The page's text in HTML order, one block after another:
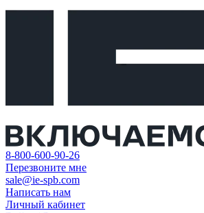
8-800-600-90-26
Перезвоните мне
sale@ie-spb.com
Написать нам
Личный кабинет